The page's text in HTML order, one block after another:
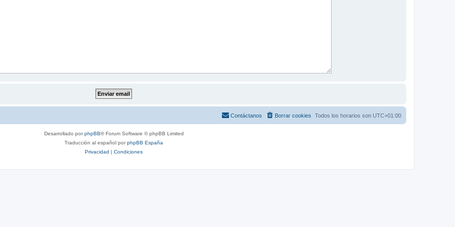
Todos los horarios son UTC+01:00
Borrar cookies
Contáctanos
Desarrollado porphpBB® Forum Software © phpBB Limited
Traducción al español porphpBB España
Privacidad | Condiciones